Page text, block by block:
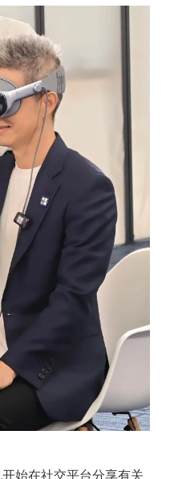
始在社交平台分享有关